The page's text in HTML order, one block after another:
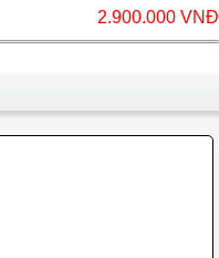
2.900.000 VNĐ